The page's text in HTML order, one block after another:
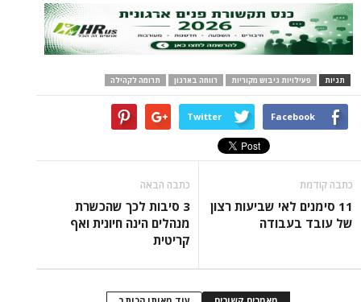
תגיות פעילויות גיבוש מקוריות רווחה בארגון תרומה לקהילה
Facebook
Twitter
כתבה קודמת
11 סימנים לאי שביעות רצון
של עובד בעבודה
כתבה הבאה
3 סיבות לכך שהכשרת
מנהלים הינה חיונית ואף
קריטית